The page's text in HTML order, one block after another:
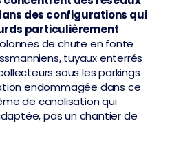
des configurations qui
particulièrement
de chute en fonte
tuyaux enterrés
sous les parkings
endommagée dans ce
de canalisation qui
pas un chantier de